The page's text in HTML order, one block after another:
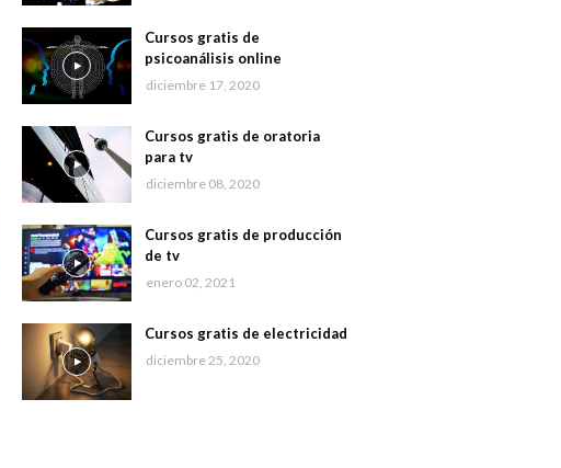
Cursos gratis de
psicoanálisis online
diciembre 17, 2020
Cursos gratis de oratoria
para tv
diciembre 08, 2020
Cursos gratis de producción
de tv
enero 02, 2021
Cursos gratis de electricidad
diciembre 25, 2020